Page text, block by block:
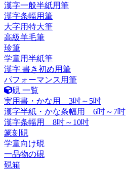
漢字一般半紙用筆
漢字条幅用筆
大字用特大筆
高級羊毛筆
珍筆
学童用半紙筆
漢字 書き初め用筆
パフォーマンス用筆
硯 一覧
実用書・かな用 3吋～5吋
漢字半紙・かな条幅用 6吋～7吋
漢字条幅用 8吋～10吋
篆刻硯
学童向け硯
一品物の硯
硯箱